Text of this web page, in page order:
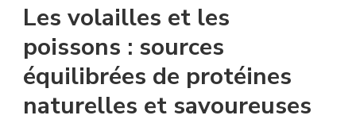
Les volailles et les
poissons : sources
équilibrées de protéines
naturelles et savoureuses